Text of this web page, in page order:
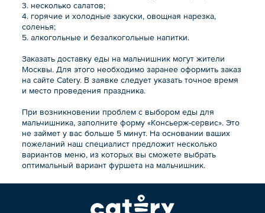
3. несколько салатов;
4. горячие и холодные закуски, овощная нарезка,
соленья;
5. алкогольные и безалкогольные напитки.
Заказать доставку еды на мальчишник могут жители
Москвы. Для этого необходимо заранее оформить заказ
на сайте Catery. В заявке следует указать точное время
и место проведения праздника.
При возникновении проблем с выбором еды для
мальчишника, заполните форму «Консьерж-сервис». Это
не займет у вас больше 5 минут. На основании ваших
пожеланий наш специалист предложит несколько
вариантов меню, из которых вы сможете выбрать
оптимальный вариант фуршета на мальчишник.